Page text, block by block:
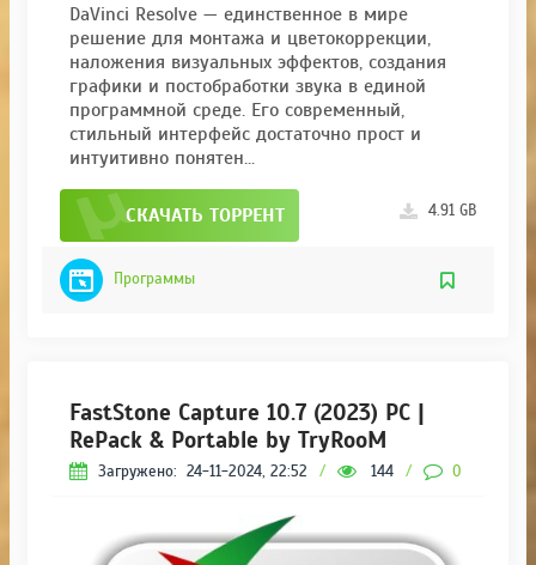
DaVinci Resolve — единственное в мире
решение для монтажа и цветокоррекции,
наложения визуальных эффектов, создания
графики и постобработки звука в единой
программной среде. Его современный,
стильный интерфейс достаточно прост и
интуитивно понятен...
СКАЧАТЬ ТОРРЕНТ 4.91 GB
Программы
FastStone Capture 10.7 (2023) РС |
RePack & Portable by TryRooM
Загружено: 24-11-2024, 22:52 / 144 / 0